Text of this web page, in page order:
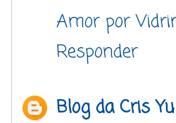
Amor por
Responder
Blog da Cris